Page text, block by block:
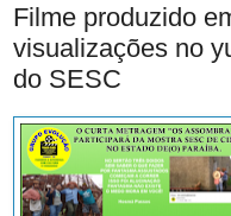
Filme produzido
visualizações no
do SESC